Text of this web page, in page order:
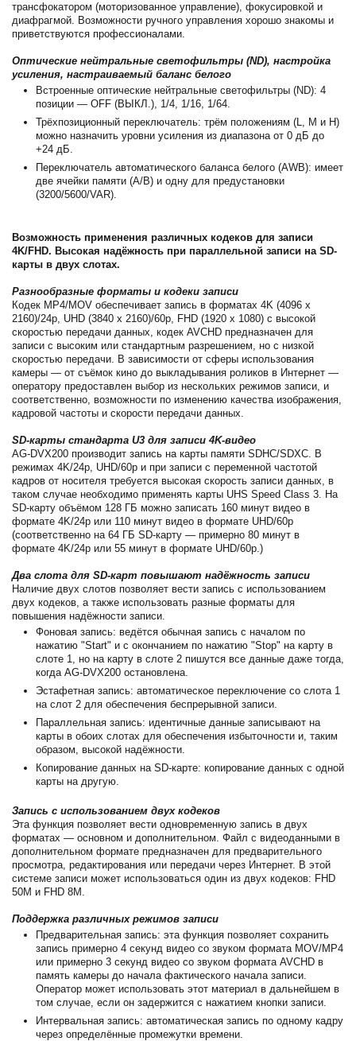
трансфокатором (моторизованное управление), фокусировкой и
диафрагмой. Возможности ручного управления хорошо знакомы и
приветствуются профессионалами.
Оптические нейтральные светофильтры (ND), настройка
усиления, настраиваемый баланс белого
Встроенные оптические нейтральные светофильтры (ND): 4
позиции — OFF (ВЫКЛ.), 1/4, 1/16, 1/64.
Трёхпозиционный переключатель: трём положениям (L, M и H)
можно назначить уровни усиления из диапазона от 0 дБ до
+24 дБ.
Переключатель автоматического баланса белого (AWB): имеет
две ячейки памяти (A/B) и одну для предустановки
(3200/5600/VAR).
Возможность применения различных кодеков для записи
4K/FHD. Высокая надёжность при параллельной записи на SD-
карты в двух слотах.
Разнообразные форматы и кодеки записи
Кодек MP4/MOV обеспечивает запись в форматах 4K (4096 x
2160)/24p, UHD (3840 x 2160)/60p, FHD (1920 x 1080) с высокой
скоростью передачи данных, кодек AVCHD предназначен для
записи с высоким или стандартным разрешением, но с низкой
скоростью передачи. В зависимости от сферы использования
камеры — от съёмок кино до выкладывания роликов в Интернет —
оператору предоставлен выбор из нескольких режимов записи, и
соответственно, возможности по изменению качества изображения,
кадровой частоты и скорости передачи данных.
SD-карты стандарта U3 для записи 4K-видео
AG-DVX200 производит запись на карты памяти SDHC/SDXC. В
режимах 4K/24p, UHD/60p и при записи с переменной частотой
кадров от носителя требуется высокая скорость записи данных, в
таком случае необходимо применять карты UHS Speed Class 3. На
SD-карту объёмом 128 ГБ можно записать 160 минут видео в
формате 4K/24p или 110 минут видео в формате UHD/60p
(соответственно на 64 ГБ SD-карту — примерно 80 минут в
формате 4K/24p или 55 минут в формате UHD/60p.)
Два слота для SD-карт повышают надёжность записи
Наличие двух слотов позволяет вести запись с использованием
двух кодеков, а также использовать разные форматы для
повышения надёжности записи.
Фоновая запись: ведётся обычная запись с началом по
нажатию "Start" и с окончанием по нажатию "Stop" на карту в
слоте 1, но на карту в слоте 2 пишутся все данные даже тогда,
когда AG-DVX200 остановлена.
Эстафетная запись: автоматическое переключение со слота 1
на слот 2 для обеспечения беспрерывной записи.
Параллельная запись: идентичные данные записывают на
карты в обоих слотах для обеспечения избыточности и, таким
образом, высокой надёжности.
Копирование данных на SD-карте: копирование данных с одной
карты на другую.
Запись с использованием двух кодеков
Эта функция позволяет вести одновременную запись в двух
форматах — основном и дополнительном. Файл с видеоданными в
дополнительном формате предназначен для предварительного
просмотра, редактирования или передачи через Интернет. В этой
системе записи может использоваться один из двух кодеков: FHD
50M и FHD 8M.
Поддержка различных режимов записи
Предварительная запись: эта функция позволяет сохранить
запись примерно 4 секунд видео со звуком формата MOV/MP4
или примерно 3 секунд видео со звуком формата AVCHD в
память камеры до начала фактического начала записи.
Оператор может использовать этот материал в дальнейшем в
том случае, если он задержится с нажатием кнопки записи.
Интервальная запись: автоматическая запись по одному кадру
через определённые промежутки времени.